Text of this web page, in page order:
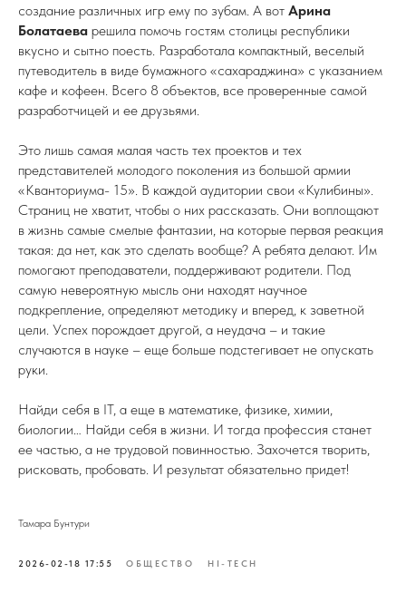
создание различных игр ему по зубам. А вот Арина
Болатаева решила помочь гостям столицы республики
вкусно и сытно поесть. Разработала компактный, веселый
путеводитель в виде бумажного «сахараджина» с указанием
кафе и кофеен. Всего 8 объектов, все проверенные самой
разработчицей и ее друзьями.
Это лишь самая малая часть тех проектов и тех
представителей молодого поколения из большой армии
«Кванториума- 15». В каждой аудитории свои «Кулибины».
Страниц не хватит, чтобы о них рассказать. Они воплощают
в жизнь самые смелые фантазии, на которые первая реакция
такая: да нет, как это сделать вообще? А ребята делают. Им
помогают преподаватели, поддерживают родители. Под
самую невероятную мысль они находят научное
подкрепление, определяют методику и вперед, к заветной
цели. Успех порождает другой, а неудача – и такие
случаются в науке – еще больше подстегивает не опускать
руки.
Найди себя в IT, а еще в математике, физике, химии,
биологии… Найди себя в жизни. И тогда профессия станет
ее частью, а не трудовой повинностью. Захочется творить,
рисковать, пробовать. И результат обязательно придет!
Тамара Бунтури
2026-02-18 17:55 ОБЩЕСТВО HI-TECH